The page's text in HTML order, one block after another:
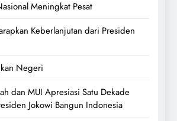
Meningkat Pesat
Keberlanjutan dari Presiden
Negeri
dan MUI Apresiasi Satu Dekade
Jokowi Bangun Indonesia